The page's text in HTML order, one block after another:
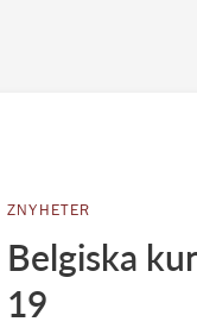
ZNYHETER
Belgiska
19